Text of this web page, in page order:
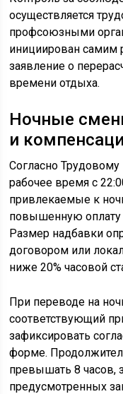
осуществляется
профсоюзными
инициирован самим
заявление о
времени отдыха.
Ночные
и
Согласно
рабочее время с
привлекаемые к
повышенную оплату
Размер надбавки
договором или
ниже 20% часовой
При переводе на
соответствующий
зафиксировать
форме.
превышать 8 часов,
предусмотренных